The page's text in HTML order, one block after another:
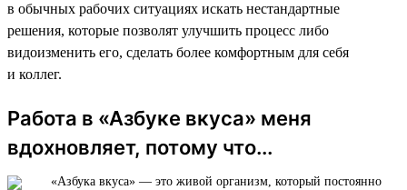
в обычных рабочих ситуациях искать нестандартные
решения, которые позволят улучшить процесс либо
видоизменить его, сделать более комфортным для себя
и коллег.
Работа в «Азбуке вкуса» меня
вдохновляет, потому что...
«Азбука вкуса» — это живой организм, который постоянно